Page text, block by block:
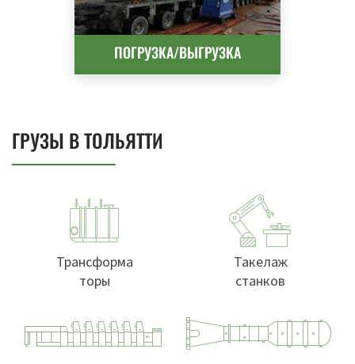
ПОГРУЗКА/ВЫГРУЗКА
ГРУЗЫ В ТОЛЬЯТТИ
Трансформа
торы
Такелаж
станков